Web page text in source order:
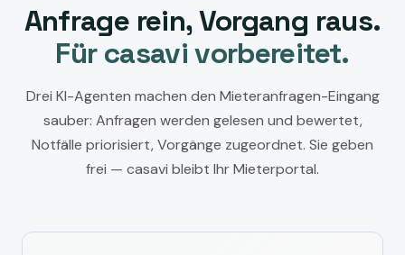
Anfrage rein, Vorgang raus.
Für casavi vorbereitet.
Drei KI-Agenten machen den Mieteranfragen-Eingang
sauber: Anfragen werden gelesen und bewertet,
Notfälle priorisiert, Vorgänge zugeordnet. Sie geben
frei — casavi bleibt Ihr Mieterportal.